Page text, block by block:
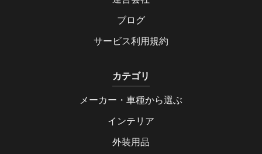
ブログ
サービス利用規約
カテゴリ
メーカー・車種から選ぶ
インテリア
外装用品